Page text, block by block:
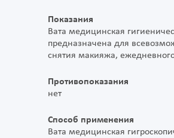
Показания
Вата медицинская
предназначена для
снятия макияжа,
Противопоказания
нет
Способ применения
Вата медицинская